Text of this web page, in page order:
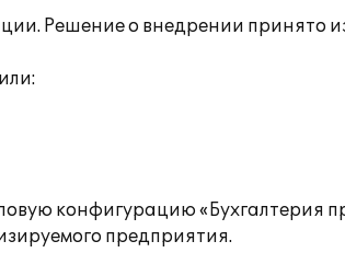
Решение о внедрении принято
конфигурацию
предприятия.